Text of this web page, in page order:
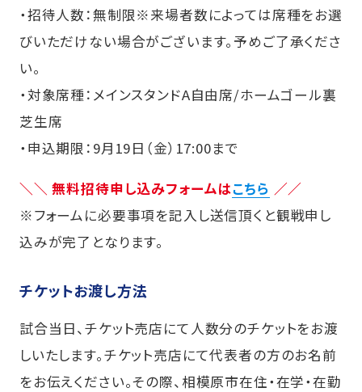
・招待人数：無制限※来場者数によっては席種をお選
びいただけない場合がございます。予めご了承くださ
い。
・対象席種：メインスタンドA自由席/ホームゴール裏
芝生席
・申込期限：9月19日（金）17:00まで
＼＼ 無料招待申し込みフォームはこちら ／／
※フォームに必要事項を記入し送信頂くと観戦申し
込みが完了となります。
チケットお渡し方法
試合当日、チケット売店にて人数分のチケットをお渡
しいたします。チケット売店にて代表者の方のお名前
をお伝えください。その際、相模原市在住・在学・在勤